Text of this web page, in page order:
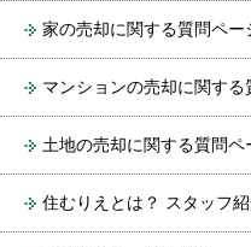
家の売却に関する質問ペー
マンションの売却に関する
土地の売却に関する質問ペ
住むりえとは？ スタッフ